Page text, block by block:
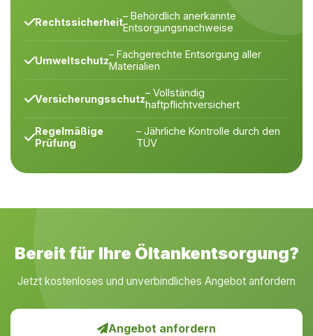
Rechtssicherheit– Behördlich anerkannte
Entsorgungsnachweise
Umweltschutz– Fachgerechte Entsorgung aller
Materialien
Versicherungsschutz– Vollständig
haftpflichtversichert
Regelmäßige
Prüfung
– Jährliche Kontrolle durch den
TÜV
Bereit für Ihre Öltankentsorgung?
Jetzt kostenloses und unverbindliches Angebot anfordern
Angebot anfordern